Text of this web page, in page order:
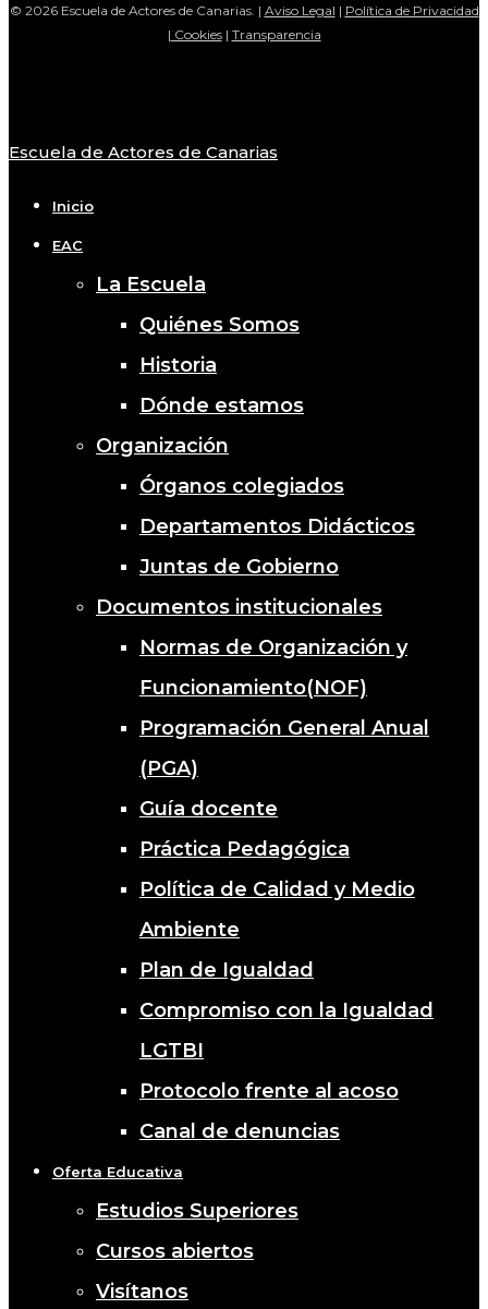
© 2026 Escuela de Actores de Canarias. | Aviso Legal | Política de Privacidad
| Cookies| Transparencia
Close
Escuela de Actores de Canarias
Inicio
EAC
La Escuela
Quiénes Somos
Historia
Dónde estamos
Organización
Órganos colegiados
Departamentos Didácticos
Juntas de Gobierno
Documentos institucionales
Normas de Organización y
Funcionamiento(NOF)
Programación General Anual
(PGA)
Guía docente
Práctica Pedagógica
Política de Calidad y Medio
Ambiente
Plan de Igualdad
Compromiso con la Igualdad
LGTBI
Protocolo frente al acoso
Canal de denuncias
Oferta Educativa
Estudios Superiores
Cursos abiertos
Visítanos